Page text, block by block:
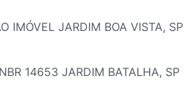
IMÓVEL JARDIM BOA VISTA, SP
14653 JARDIM BATALHA, SP